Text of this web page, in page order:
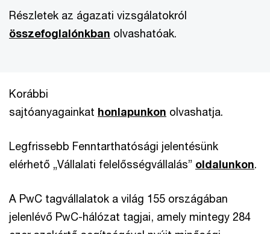
Részletek az ágazati vizsgálatokról
összefoglalónkban olvashatóak.
Korábbi
sajtóanyagainkat honlapunkon olvashatja.
Legfrissebb Fenntarthatósági jelentésünk
elérhető „Vállalati felelősségvállalás” oldalunkon.
A PwC tagvállalatok a világ 155 országában
jelenlévő PwC-hálózat tagjai, amely mintegy 284